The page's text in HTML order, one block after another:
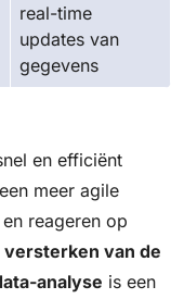
real-time
updates van
gegevens
en efficiënt
meer agile
reageren op
versterken van de
analyse is een